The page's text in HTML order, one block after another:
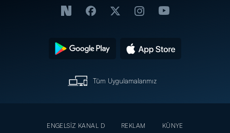
Tüm Uygulamalarımız
ENGELSİZ KANAL D REKLAM
KÜNYE